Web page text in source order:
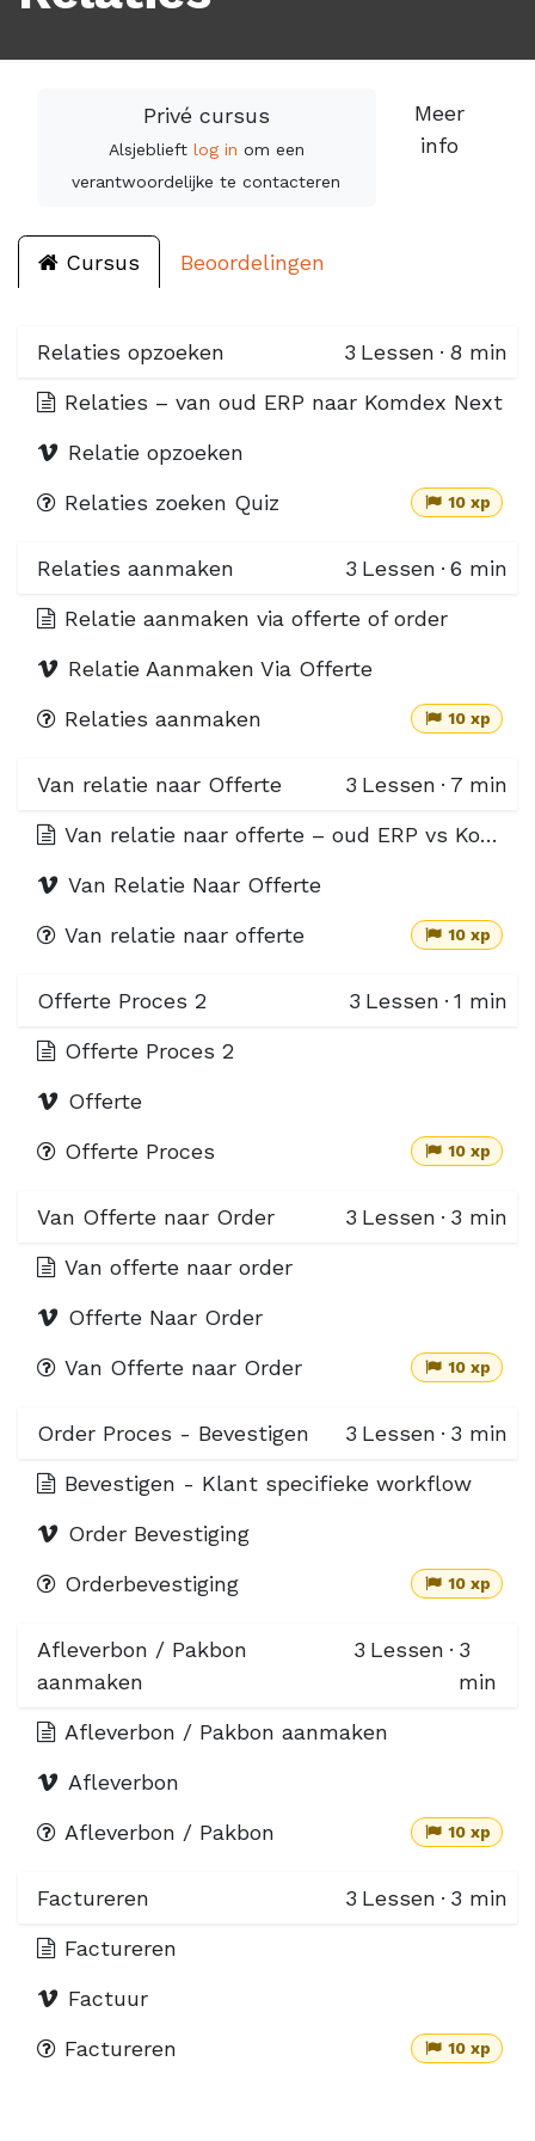
Privé cursus
Alsjeblieft log in om een
verantwoordelijke te contacteren
Meer
info
Cursus Beoordelingen
Relaties opzoeken 3 Lessen · 8 min
Relaties – van oud ERP naar Komdex Next
Relatie opzoeken
Relaties zoeken Quiz
10 xp
Relaties aanmaken 3 Lessen · 6 min
Relatie aanmaken via offerte of order
Relatie Aanmaken Via Offerte
Relaties aanmaken
10 xp
Van relatie naar Offerte 3 Lessen · 7 min
Van relatie naar offerte – oud ERP vs Komdex Next
Van Relatie Naar Offerte
Van relatie naar offerte
10 xp
Offerte Proces 2 3 Lessen · 1 min
Offerte Proces 2
Offerte
Offerte Proces
10 xp
Van Offerte naar Order 3 Lessen · 3 min
Van offerte naar order
Offerte Naar Order
Van Offerte naar Order
10 xp
Order Proces - Bevestigen 3 Lessen · 3 min
Bevestigen - Klant specifieke workflow
Order Bevestiging
Orderbevestiging
10 xp
Afleverbon / Pakbon
aanmaken
3 Lessen · 3
min
Afleverbon / Pakbon aanmaken
Afleverbon
Afleverbon / Pakbon
10 xp
Factureren 3 Lessen · 3 min
Factureren
Factuur
Factureren
10 xp